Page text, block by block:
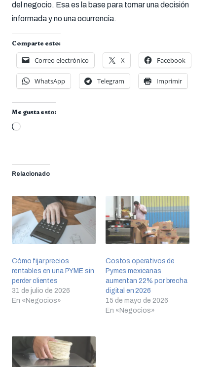
del negocio. Esa es la base para tomar una decisión
informada y no una ocurrencia.
Comparte esto:
Correo electrónico X Facebook
WhatsApp Telegram Imprimir
Me gusta esto:
Cargando...
Relacionado
Cómo fijar precios
rentables en una PYME sin
perder clientes
31 de julio de 2026
En «Negocios»
Costos operativos de
Pymes mexicanas
aumentan 22% por brecha
digital en 2026
15 de mayo de 2026
En «Negocios»